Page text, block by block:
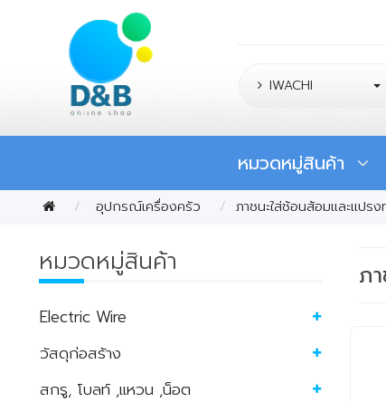
IWACHI
หมวดหมู่สินค้า
อุปกรณ์เครื่องครัว ภาชนะใส่ช้อนส้อมและแปรง
หมวดหมู่สินค้า
Electric Wire
วัสดุก่อสร้าง
สกรู, โบลท์ ,แหวน ,น็อต
ภ